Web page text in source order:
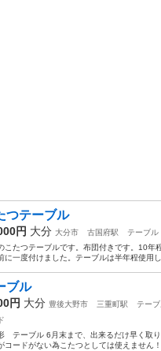
つテーブル
円 大分 大分市 古国府駅
テーブル
こたつテーブルです。布団付きです。10年
に一度付けました。テーブルは半年程使用
ブル
円 大分 豊後大野市 三重町駅
テー
テーブル 6月末まで、出来るだけ早く取
コードがない為こたつとしては使えません